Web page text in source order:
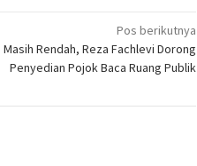
Pos berikutnya
Masih Rendah, Reza Fachlevi Dorong
Penyedian Pojok Baca Ruang Publik